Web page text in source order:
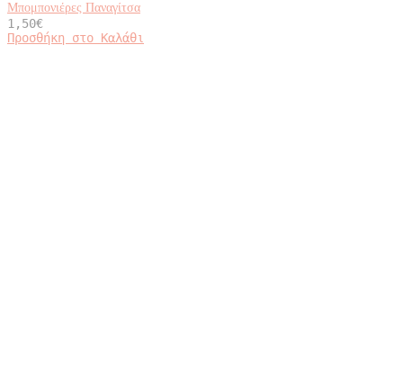
Μπομπονιέρες Παναγίτσα
1,50€
Προσθήκη στο Καλάθι